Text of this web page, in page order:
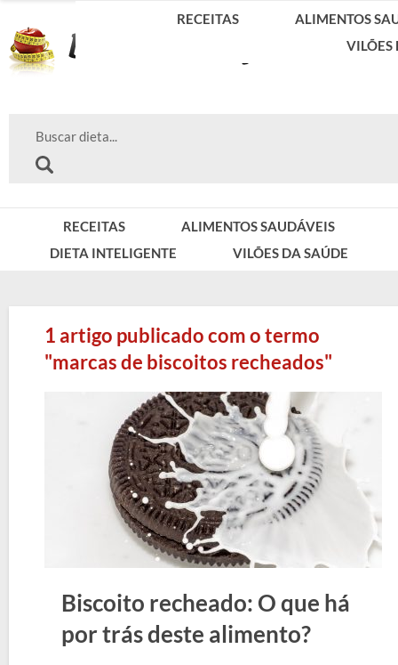
RECEITAS
ALIMENTOS SAUDÁVEIS
DIETA INTELIGENTE
VILÕES DA SAÚDE
RECEITAS
ALIMENTOS
VILÕES
1 artigo publicado com o termo
"marcas de biscoitos recheados"
Biscoito recheado: O que há
por trás deste alimento?